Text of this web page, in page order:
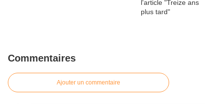
Commentaires
Ajouter un commentaire